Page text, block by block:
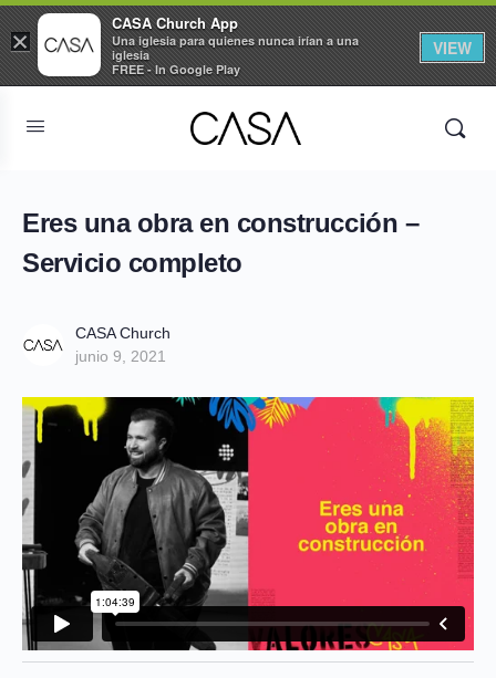
Eres una obra en construcción –
Servicio completo
CASA Church
junio 9, 2021
×
CASA Church App
Una iglesia para quienes nunca irían a una
iglesia
FREE - In Google Play
VIEW